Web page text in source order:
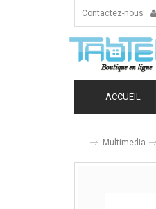
Contactez-nous
ACCUEIL
Multimedia